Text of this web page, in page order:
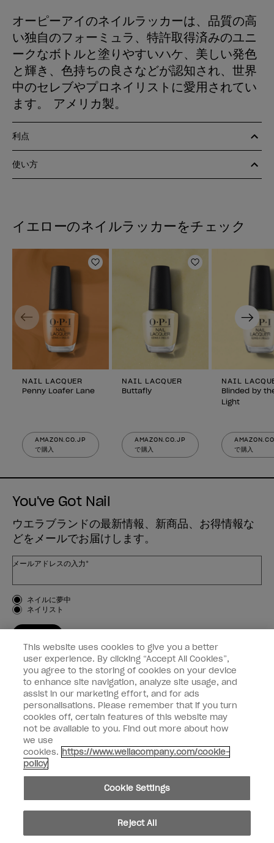
オーピーアイのネイルラッカーは、品質の高
い独自のフォーミュラ、特許取得済みのユニ
ークなボトルと塗りやすいハケ、美しい発色
と輝き、色持ちの良さなどが認知され、世界
中のセレブやプロネイリストに愛用されてい
ます。 アメリカ製。
利点
使い方
イエローのネイルラッカーをチェック
ほしいものリストに追加
NAIL LACQUER
Penny Loafer Lane
AMAZON.CO.JP
で購入
ほしいものリス
NAIL LACQUER
Buttafly
AMAZON.CO.JP
で購入
NAIL
Blinded by
Light
で購入
Previous Next
You've Got Nail
ウエラブランドの最新情報、新商品、お得情報な
どをメールでお届けします。
メールアドレスの入力*
お客様のタイプ
ネイルに夢中
ネイリスト
OPI
個人情報の取り扱い
facebookinstagram
個人情報を共有または販売しないでください
© Copyright 2024, Wella Operations US LLC, 無断複写・転載を禁じます。
This website uses cookies to give you a better
user experience. By clicking “Accept All Cookies”,
you agree to the storing of cookies on your device
to enhance site navigation, analyze site usage, and
assist in our marketing effort, and for ads
personalisations. Please remember that if you turn
cookies off, certain features of this website may
not be available to you. Find out more about how
we use
cookies. https://www.wellacompany.com/cookie-
policy
Cookie Settings
Reject All